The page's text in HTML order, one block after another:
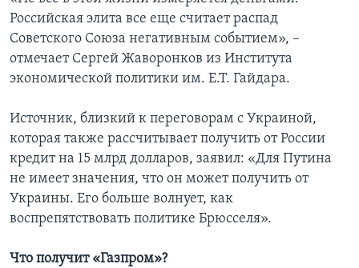
Российская элита все еще считает распад
Советского Союза негативным событием», –
отмечает Сергей Жаворонков из Института
экономической политики им. Е.Т. Гайдара.
Источник, близкий к переговорам с Украиной,
которая также рассчитывает получить от России
кредит на 15 млрд долларов, заявил: «Для Путина
не имеет значения, что он может получить от
Украины. Его больше волнует, как
воспрепятствовать политике Брюсселя».
Что получит «Газпром»?